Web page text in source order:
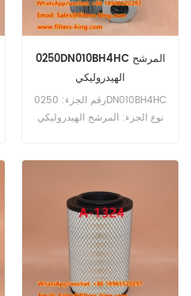
0250DN010BH4HC المرشح
الهيدروليكي
0250DN010BHHC 319500 رقم الجزء: 0250DN010BH4HC
نوع الجزء: المرشح الهيدروليكي